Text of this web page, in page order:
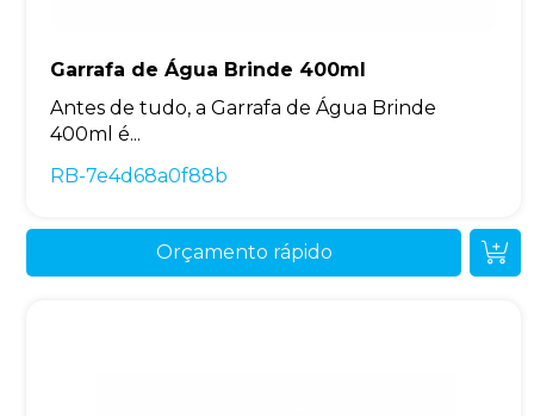
Garrafa de Água Brinde 400ml
Antes de tudo, a Garrafa de Água Brinde
400ml é...
RB-7e4d68a0f88b
Orçamento rápido